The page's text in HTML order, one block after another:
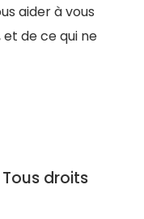
aider à vous
de ce qui ne
droits